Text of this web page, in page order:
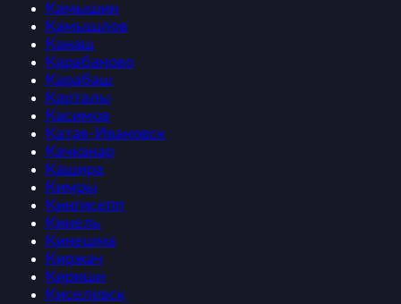
Камышин
Камышлов
Канаш
Карабаново
Карабаш
Карталы
Касимов
Катав-Ивановск
Качканар
Кашира
Кимры
Кингисепп
Кинель
Кинешма
Киржач
Кириши
Киселевск